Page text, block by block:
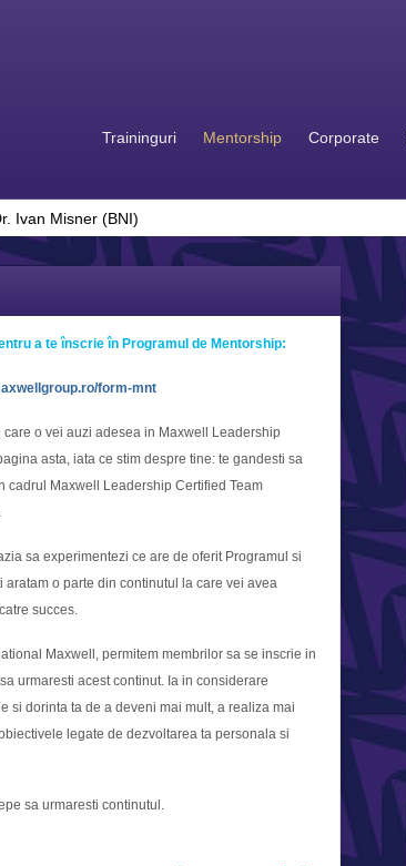
Traininguri Mentorship Corporate
Ivan Misner (BNI)
a te înscrie în Programul de Mentorship:
form-mnt
care o vei auzi adesea in Maxwell Leadership
asta, iata ce stim despre tine: te gandesti sa
cadrul Maxwell Leadership Certified Team
sa experimentezi ce are de oferit Programul si
o parte din continutul la care vei avea
succes.
Maxwell, permitem membrilor sa se inscrie in
urmaresti acest continut. Ia in considerare
si dorinta ta de a deveni mai mult, a realiza mai
legate de dezvoltarea ta personala si
sa urmaresti continutul.